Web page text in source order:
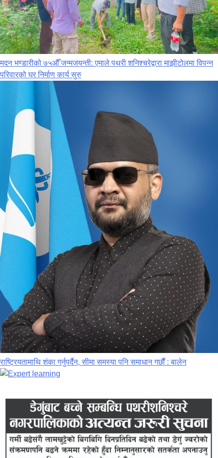
मदन भण्डारीको ७५औँ जन्मजयन्ती: एमाले पथरी शनिश्चरेद्वारा माझीटोलमा विपन्न
परिवारको घर निर्माण कार्य सुरु
राष्ट्रियतामाथि शंका गर्नुपर्दैन, सीमा समस्या पनि समाधान गर्छौं : बालेन